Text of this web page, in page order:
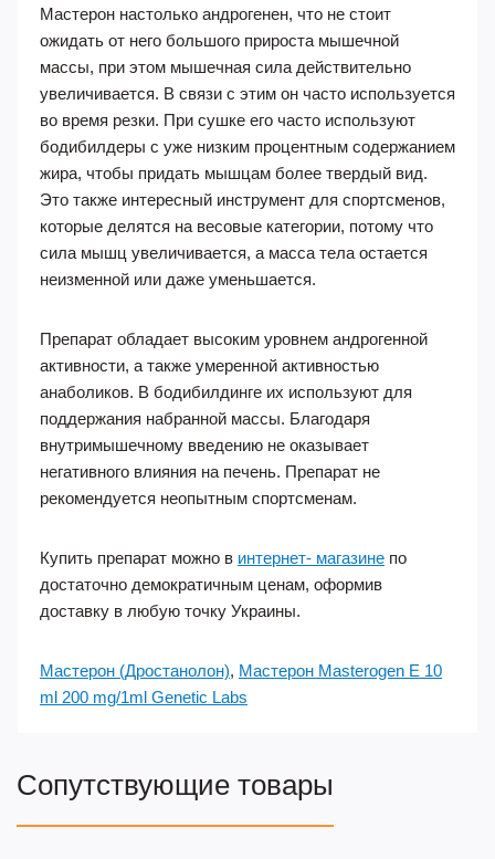
Мастерон настолько андрогенен, что не стоит
ожидать от него большого прироста мышечной
массы, при этом мышечная сила действительно
увеличивается. В связи с этим он часто используется
во время резки. При сушке его часто используют
бодибилдеры с уже низким процентным содержанием
жира, чтобы придать мышцам более твердый вид.
Это также интересный инструмент для спортсменов,
которые делятся на весовые категории, потому что
сила мышц увеличивается, а масса тела остается
неизменной или даже уменьшается.
Препарат обладает высоким уровнем андрогенной
активности, а также умеренной активностью
анаболиков. В бодибилдинге их используют для
поддержания набранной массы. Благодаря
внутримышечному введению не оказывает
негативного влияния на печень. Препарат не
рекомендуется неопытным спортсменам.
Купить препарат можно в интернет- магазине по
достаточно демократичным ценам, оформив
доставку в любую точку Украины.
Мастерон (Дростанолон), Мастерон Masterogen E 10
ml 200 mg/1ml Genetic Labs
Сопутствующие товары